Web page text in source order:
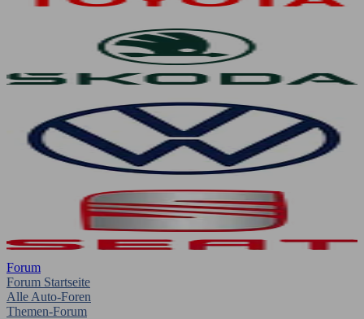
Forum
Forum Startseite
Alle Auto-Foren
Themen-Forum